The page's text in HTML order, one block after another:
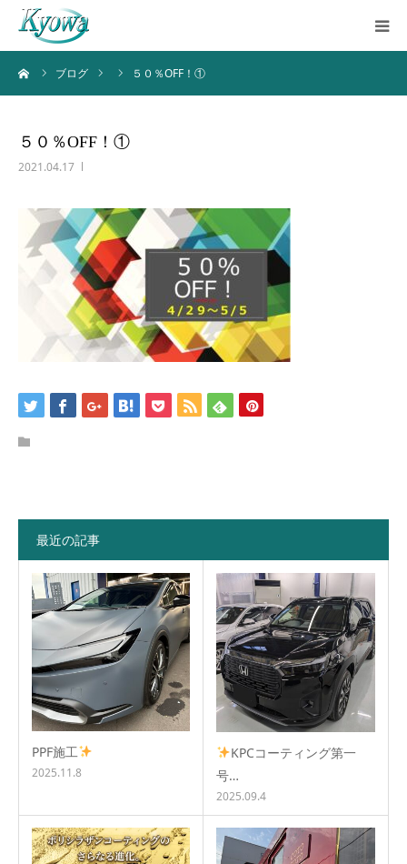
ブログ ５０％OFF！①
５０％OFF！①
2021.04.17
最近の記事
PPF施工
2025.11.8
KPCコーティング第一
号…
2025.09.4
ホーム
ブログ
お問い合わせ
バーチャルツアー